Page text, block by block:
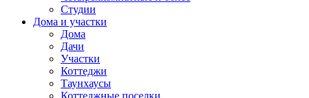
Студии
Дома и участки
Дома
Дачи
Участки
Коттеджи
Таунхаусы
Коттеджные поселки